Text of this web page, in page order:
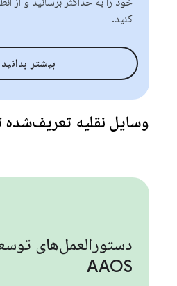
کنید.
بیشتر بدانید
وسایل نقلیه تعریف‌شده
AAOS